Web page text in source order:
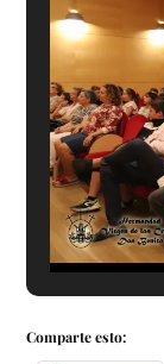
Comparte esto: